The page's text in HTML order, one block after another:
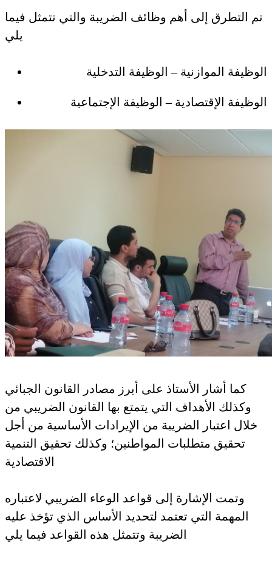
تم التطرق إلى أهم وظائف الضريبة والتي تتمثل فيما
يلي
الوظيفة الموازنية – الوظيفة التدخلية
الوظيفة الإقتصادية – الوظيفة الإجتماعية
كما أشار الأستاذ على أبرز مصادر القانون الجبائي
وكذلك الأهداف التي يتمتع بها القانون الضريبي من
خلال اعتبار الضريبة من الإيرادات الأساسية من أجل
تحقيق متطلبات المواطنين؛ وكذلك تحقيق التنمية
الاقتصادية
وتمت الإشارة إلى قواعد الوعاء الضريبي لاعتباره
المهمة التي تعتمد لتحديد الأساس الذي تؤخذ عليه
الضريبة وتتمثل هذه القواعد فيما يلي